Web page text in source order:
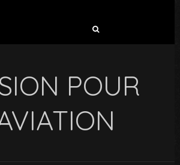
POUR